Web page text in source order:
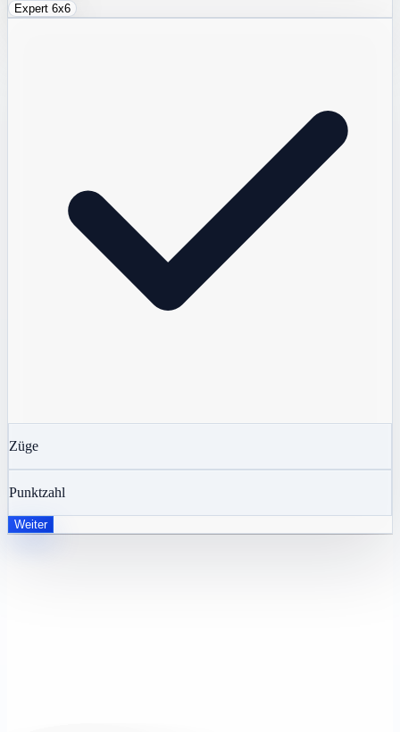
Expert 6x6
Züge
Punktzahl
Weiter